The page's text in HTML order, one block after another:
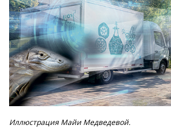
Иллюстрация Майи Медведевой.